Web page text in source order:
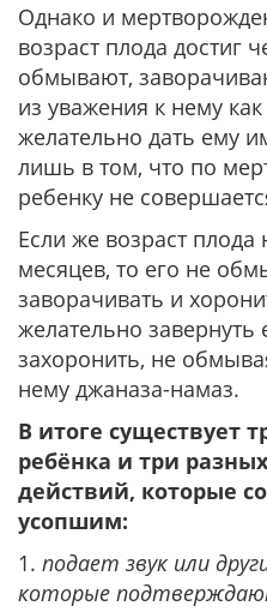
Однако и
возраст плода достиг
обмывают,
из уважения к нему
желательно дать ему
лишь в том, что по
ребенку не
Если же возраст плода
месяцев, то его не
заворачивать и
желательно завернуть
захоронить, не
нему джаназа-намаз.
В итоге существует
ребёнка и три
действий, которые
усопшим:
1. подает звук или
которые